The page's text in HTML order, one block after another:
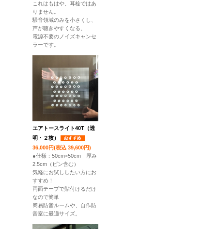
これはもはや、耳栓ではあ
りません。
騒音領域のみを小さくし、
声が聴きやすくなる、
電源不要のノイズキャンセ
ラーです。
エアトースライト40T（透
明・２枚）
36,000円(税込 39,600円)
●仕様：50cm×50cm 厚み
2.5cm（ピン含む）
気軽にお試ししたい方にお
すすめ！
両面テープで貼付けるだけ
なので簡単
簡易防音ルームや、自作防
音室に最適サイズ。